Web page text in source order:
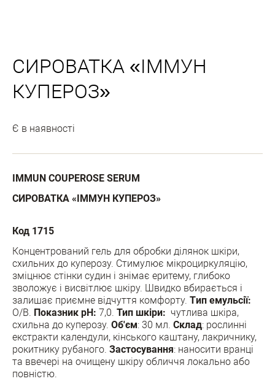
СИРОВАТКА «ІММУН
КУПЕРОЗ»
Є в наявності
IMMUN COUPEROSE SERUM
СИРОВАТКА «ІММУН КУПЕРОЗ»
Код 1715
Концентрований гель для обробки ділянок шкіри,
схильних до куперозу. Стимулює мікроциркуляцію,
зміцнює стінки судин і знімає еритему, глибоко
зволожує і висвітлює шкіру. Швидко вбирається і
залишає приємне відчуття комфорту. Tип емульсії:
О/В. Показник pH: 7,0. Тип шкіри: чутлива шкіра,
схильна до куперозу. Об'єм: 30 мл. Склад: рослинні
екстракти календули, кінського каштану, лакричнику,
рокитнику рубаного. Застосування: наносити вранці
та ввечері на очищену шкіру обличчя локально або
повністю.